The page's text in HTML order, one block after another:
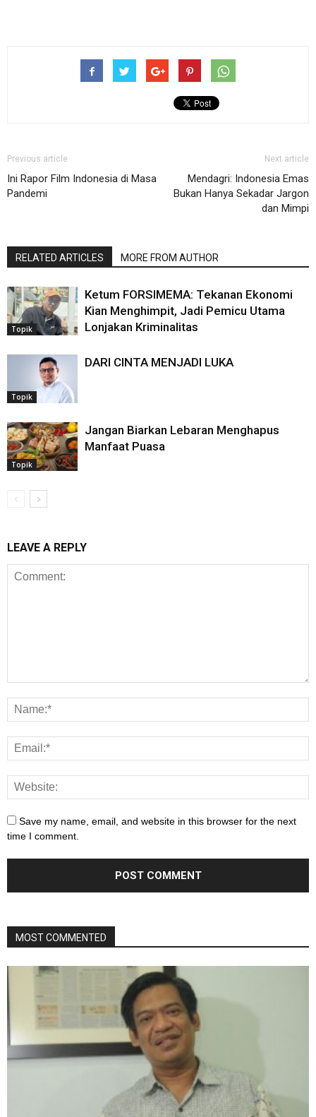
Previous article
Ini Rapor Film Indonesia di Masa
Pandemi
Next article
Mendagri: Indonesia Emas
Bukan Hanya Sekadar Jargon
dan Mimpi
RELATED ARTICLES MORE FROM AUTHOR
Topik
Ketum FORSIMEMA: Tekanan Ekonomi
Kian Menghimpit, Jadi Pemicu Utama
Lonjakan Kriminalitas
Topik
DARI CINTA MENJADI LUKA
Topik
Jangan Biarkan Lebaran Menghapus
Manfaat Puasa
LEAVE A REPLY
Save my name, email, and website in this browser for the next
time I comment.
MOST COMMENTED